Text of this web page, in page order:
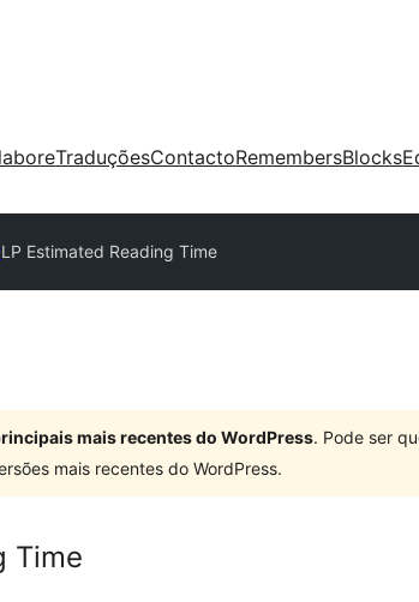
TraduçõesContactoRemembersBlocks
LP Estimated Reading Time
mais recentes do WordPress. Pode ser
mais recentes do WordPress.
Time